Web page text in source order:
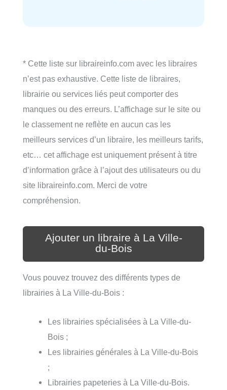
* Cette liste sur libraireinfo.com avec les libraires
n’est pas exhaustive. Cette liste de libraires,
librairie ou services liés peut comporter des
manques ou des erreurs. L’affichage sur le site ou
le classement ne reflète en aucun cas les
meilleurs services d’un libraire, les meilleurs tarifs,
etc… cet affichage est uniquement présent à titre
d’information grâce à l’ajout des utilisateurs ou du
site libraireinfo.com. Merci de votre
compréhension.
Ajouter un libraire à La Ville-
du-Bois
Vous pouvez trouvez des différents types de
librairies à La Ville-du-Bois :
Les librairies spécialisées à La Ville-du-
Bois ;
Les librairies générales à La Ville-du-Bois
;
Librairies papeteries à La Ville-du-Bois.